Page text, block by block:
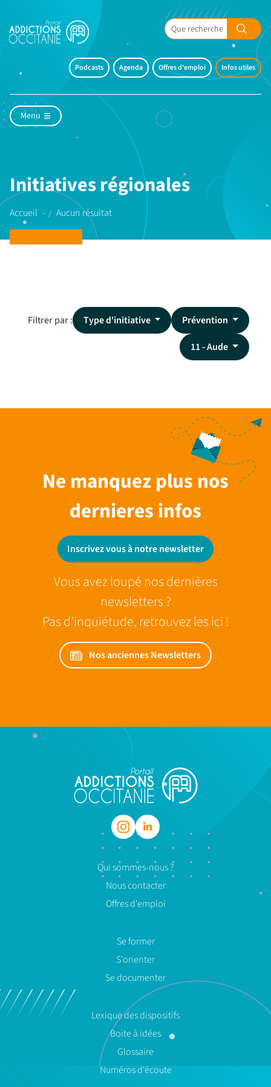
Podcasts Agenda Offres d'emploi Infos utiles
Menu
Initiatives régionales
Accueil Aucun résultat
Filtrer par : Type d'initiative
Prévention
11 - Aude
Ne manquez plus nos
dernieres infos
Inscrivez vous à notre newsletter
Vous avez loupé nos dernières
newsletters ?
Pas d’inquiétude, retrouvez les ici !
Nos anciennes Newsletters
Qui sommes-nous ?
Nous contacter
Offres d'emploi
Se former
S'orienter
Se documenter
Lexique des dispositifs
Boite à idées
Glossaire
Numéros d'écoute